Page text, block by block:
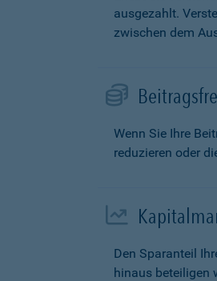
ausgezahlt.
zwischen dem
Wenn Sie Ihre
reduzieren oder
Den Sparanteil
hinaus beteiligen